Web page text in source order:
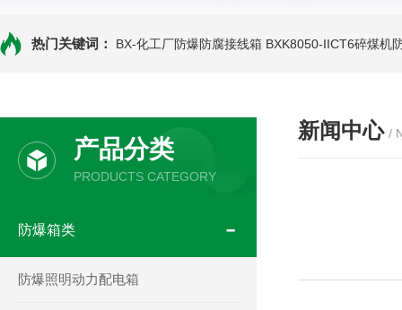
热门关键词： BX-化工厂防爆防腐接线箱 BXK8050-IICT6碎煤机
产品分类
PRODUCTS CATEGORY
防爆箱类
防爆照明动力配电箱
新闻中心 /